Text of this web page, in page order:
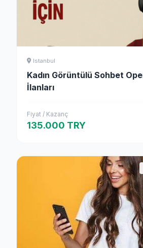
Istanbul
Kadın Görüntülü Sohbet
İlanları
Fiyat / Kazanç
135.000 TRY